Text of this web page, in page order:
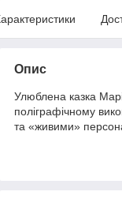
Опис
Улюблена казка
поліграфічному
та «живими»